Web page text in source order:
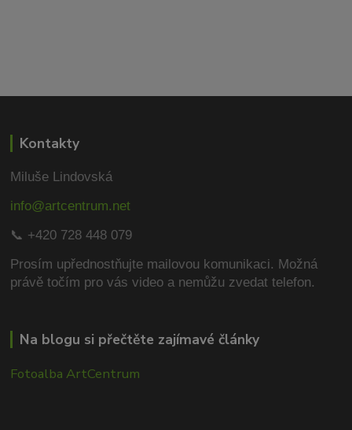
Kontakty
Miluše Lindovská
info@artcentrum.net
📞 +420 728 448 079
Prosím upřednostňujte mailovou komunikaci. Možná
právě točím pro vás video a nemůžu zvedat telefon.
Na blogu si přečtěte zajímavé články
Fotoalba ArtCentrum